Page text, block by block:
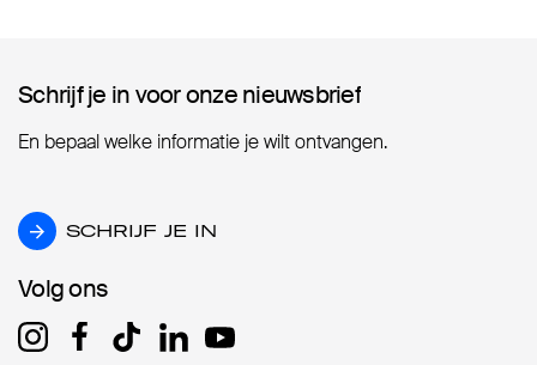
Schrijf je in voor onze nieuwsbrief
Schrijf je in voor onze nieuwsbrief
En bepaal welke informatie je wilt ontvangen.
SCHRIJF JE IN
SCHRIJF JE IN
Volg ons
Volg ons